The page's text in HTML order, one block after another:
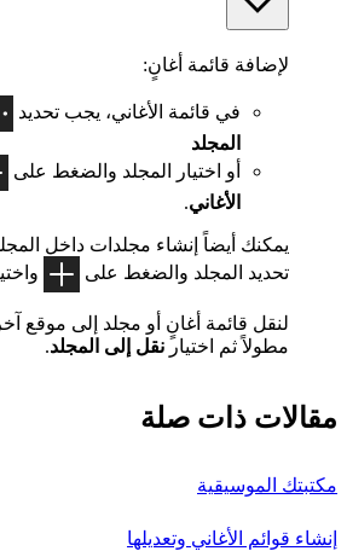
لإضافة قائمة أغانٍ:
في قائمة الأغاني، يجب تحديد
المجلد
أو اختيار المجلد والضغط على
الأغاني.
يمكنك أيضاً إنشاء مجلدات داخل
تحديد المجلد والضغط على
لنقل قائمة أغانٍ أو مجلد إلى موقع
مطولاً ثم اختيار نقل إلى المجلد.
مقالات ذات صلة
مكتبتك الموسيقية
إنشاء قوائم الأغاني وتعديلها